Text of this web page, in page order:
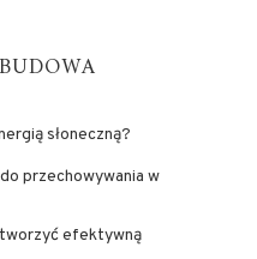
słoneczną?
przechowywania w
efektywną